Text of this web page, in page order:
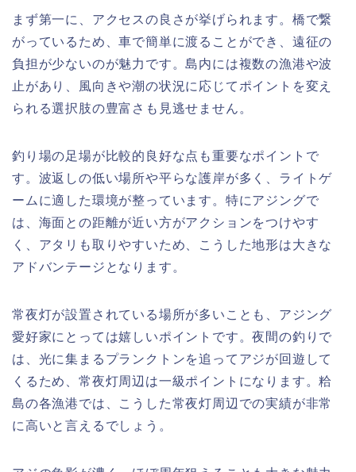
まず第一に、アクセスの良さが挙げられます。橋で繋
がっているため、車で簡単に渡ることができ、遠征の
負担が少ないのが魅力です。島内には複数の漁港や波
止があり、風向きや潮の状況に応じてポイントを変え
られる選択肢の豊富さも見逃せません。
釣り場の足場が比較的良好な点も重要なポイントで
す。波返しの低い場所や平らな護岸が多く、ライトゲ
ームに適した環境が整っています。特にアジングで
は、海面との距離が近い方がアクションをつけやす
く、アタリも取りやすいため、こうした地形は大きな
アドバンテージとなります。
常夜灯が設置されている場所が多いことも、アジング
愛好家にとっては嬉しいポイントです。夜間の釣りで
は、光に集まるプランクトンを追ってアジが回遊して
くるため、常夜灯周辺は一級ポイントになります。粭
島の各漁港では、こうした常夜灯周辺での実績が非常
に高いと言えるでしょう。